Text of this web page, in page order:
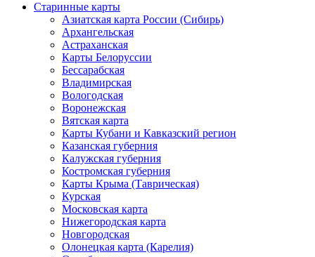
Старинные карты
Азиатская карта России (Сибирь)
Архангельская
Астраханская
Карты Белоруссии
Бессарабская
Владимирская
Вологодская
Воронежская
Вятская карта
Карты Кубани и Кавказский регион
Казанская губерния
Калужская губерния
Костромская губерния
Карты Крыма (Таврическая)
Курская
Московская карта
Нижегородская карта
Новгородская
Олонецкая карта (Карелия)